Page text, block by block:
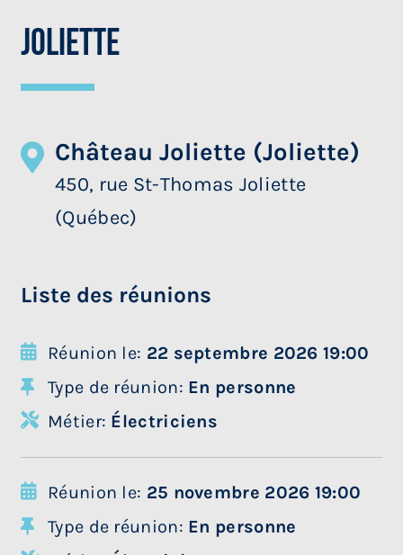
Joliette
Château Joliette (Joliette)
450, rue St-Thomas Joliette
(Québec)
Liste des réunions
Réunion le: 22 septembre 2026 19:00
Type de réunion: En personne
Métier: Électriciens
Réunion le: 25 novembre 2026 19:00
Type de réunion: En personne